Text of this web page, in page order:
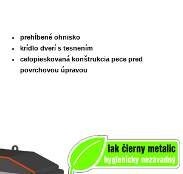
prehĺbené ohnisko
krídlo dverí s tesnením
celopieskovaná konštrukcia pece pred
povrchovou úpravou